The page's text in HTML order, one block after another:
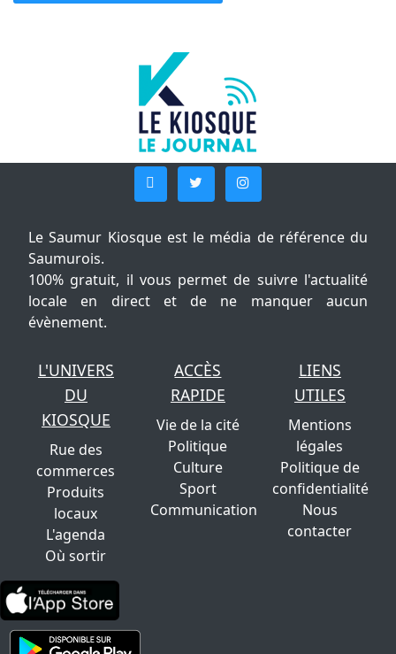
Le Saumur Kiosque est le média de référence du
Saumurois.
100% gratuit, il vous permet de suivre l'actualité
locale en direct et de ne manquer aucun
évènement.
L'UNIVERS
DU
KIOSQUE
Rue des
commerces
Produits
locaux
L'agenda
Où sortir
ACCÈS
RAPIDE
Vie de la cité
Politique
Culture
Sport
Communication
LIENS
UTILES
Mentions
légales
Politique de
confidentialité
Nous
contacter